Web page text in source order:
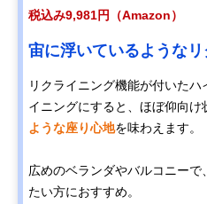
税込み9,981円（Amazon）
宙に浮いているような
リクライニング機能が付いた
イニングにすると、ほぼ仰向け
ような座り心地を味わえます。
広めのベランダやバルコニー
たい方におすすめ。